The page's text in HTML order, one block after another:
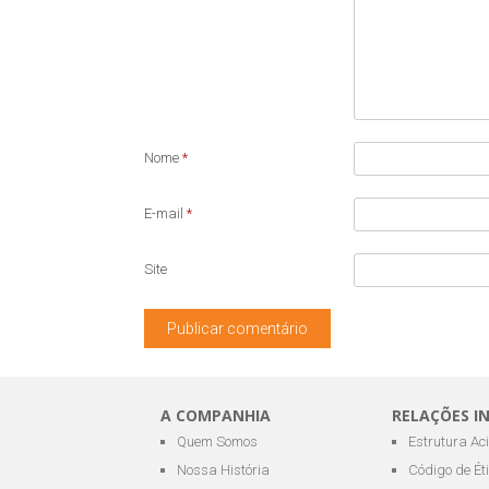
Nome *
E-mail *
Site
A COMPANHIA
Quem Somos
Nossa História
RELAÇÕES
Estrutura
Código de